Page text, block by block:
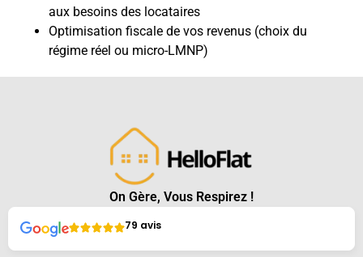
aux besoins des locataires
Optimisation fiscale de vos revenus (choix du
régime réel ou micro-LMNP)
On Gère, Vous Respirez !
79 avis